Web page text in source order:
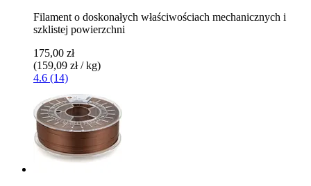
Filament o doskonałych właściwościach mechanicznych i
szklistej powierzchni
175,00 zł
(159,09 zł / kg)
4.6 (14)